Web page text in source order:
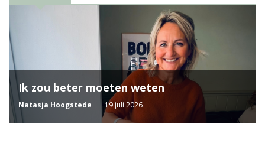
Ik zou beter moeten weten
Natasja Hoogstede 19 juli 2026